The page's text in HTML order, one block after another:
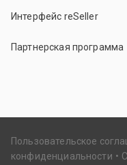
Интерфейс reSeller
Партнерская программа
Пользовательское
конфиденциальности